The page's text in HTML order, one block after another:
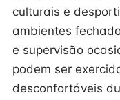
culturais e
ambientes
e supervisão
podem ser
desconfortáveis